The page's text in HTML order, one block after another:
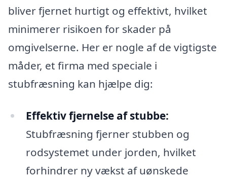
bliver fjernet hurtigt og effektivt, hvilket
minimerer risikoen for skader på
omgivelserne. Her er nogle af de vigtigste
måder, et firma med speciale i
stubfræsning kan hjælpe dig:
Effektiv fjernelse af stubbe:
Stubfræsning fjerner stubben og
rodsystemet under jorden, hvilket
forhindrer ny vækst af uønskede